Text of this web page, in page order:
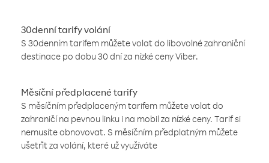
30denní tarify volání
S 30denním tarifem můžete volat do libovolné zahraniční
destinace po dobu 30 dní za nízké ceny Viber.
Měsíční předplacené tarify
S měsíčním předplaceným tarifem můžete volat do
zahraničí na pevnou linku i na mobil za nízké ceny. Tarif si
nemusíte obnovovat. S měsíčním předplatným můžete
ušetřit za volání, které už využíváte